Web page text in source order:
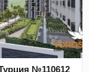
№110612